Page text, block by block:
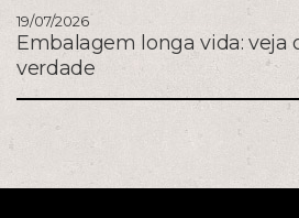
19/07/2026
Embalagem longa vida: veja
verdade